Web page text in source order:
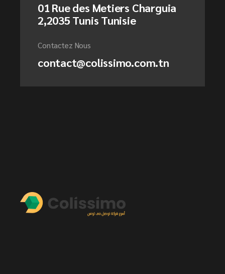
01 Rue des Metiers Charguia
2,2035 Tunis Tunisie
Contactez Nous
contact@colissimo.com.tn